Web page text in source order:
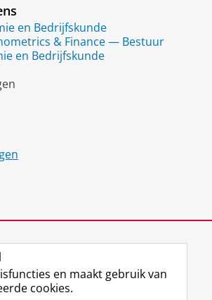
en Bedrijfskunde
& Finance — Bestuur
en Bedrijfskunde
en maakt gebruik van
cookies.